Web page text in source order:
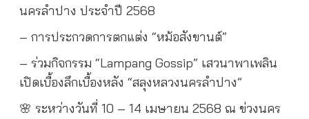
นครลำปาง ประจำปี 2568
– การประกวดการตกแต่ง “หม้อสังขานต์”
– ร่วมกิจกรรม “Lampang Gossip” เสวนาพาเพลิน
เปิดเบื้องลึกเบื้องหลัง “สลุงหลวงนครลำปาง”
🌸 ระหว่างวันที่ 10 – 14 เมษายน 2568 ณ ข่วงนคร